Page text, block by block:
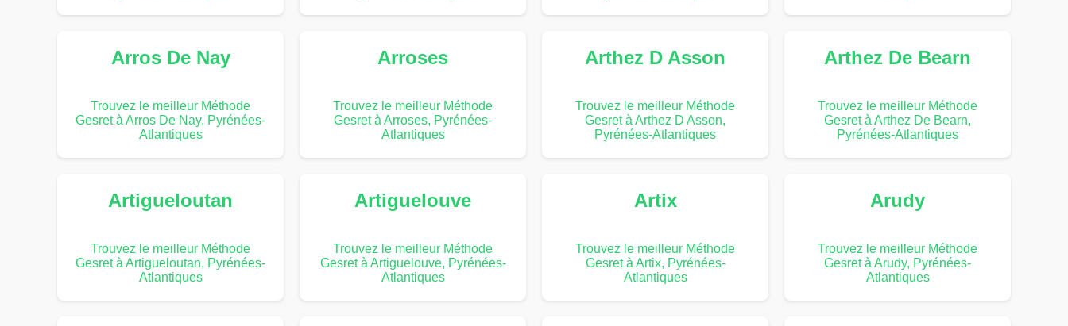
Arros De Nay
Trouvez le meilleur Méthode
Gesret à Arros De Nay, Pyrénées-
Atlantiques
Arroses
Trouvez le meilleur Méthode
Gesret à Arroses, Pyrénées-
Atlantiques
Arthez D Asson
Trouvez le meilleur Méthode
Gesret à Arthez D Asson,
Pyrénées-Atlantiques
Arthez De Bearn
Trouvez le meilleur Méthode
Gesret à Arthez De Bearn,
Pyrénées-Atlantiques
Artigueloutan
Trouvez le meilleur Méthode
Gesret à Artigueloutan, Pyrénées-
Atlantiques
Artiguelouve
Trouvez le meilleur Méthode
Gesret à Artiguelouve, Pyrénées-
Atlantiques
Artix
Trouvez le meilleur Méthode
Gesret à Artix, Pyrénées-
Atlantiques
Arudy
Trouvez le meilleur Méthode
Gesret à Arudy, Pyrénées-
Atlantiques